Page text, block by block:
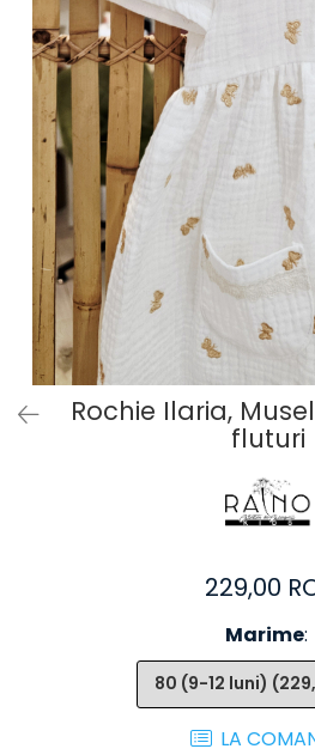
Baieti
Fetite
DE INVELIT/PERNE
FETITE
Bluze
Palton/Cape
Rochii Bumbac
Rochii Festive
Salopeta
Sport
INCALTAMINTE
Jucarii
Rochie Ilaria,
fluturi
229,00
Marime:
LA